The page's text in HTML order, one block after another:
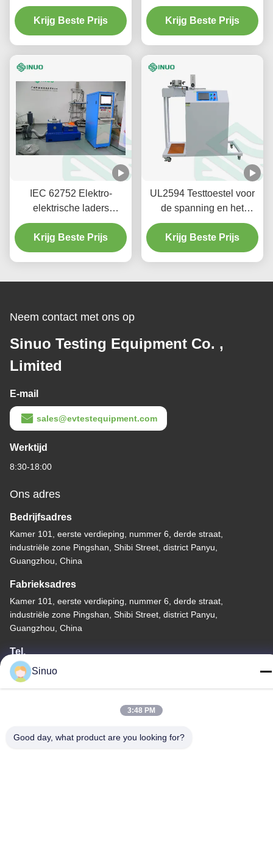
inbrengen met een
testmachine voor het
onderdompelen van
Krijg Beste Prijs
voor EV-tests
Krijg Beste Prijs
IEC 62752 Elektro-
elektrische laders
Elektromagnetische
trillingsschoktestmachine
Krijg Beste Prijs
UL2594 Testtoestel voor
de spanning en het
koppel van kabels voor
voertuigpluggen en -
afspraken
Krijg Beste Prijs
Neem contact met ons op
Sinuo Testing Equipment Co. ,
Limited
E-mail
sales@evtestequipment.com
Werktijd
8:30-18:00
Ons adres
Bedrijfsadres
Kamer 101, eerste verdieping, nummer 6, derde straat,
industriële zone Pingshan, Shibi Street, district Panyu,
Guangzhou, China
Fabrieksadres
Kamer 101, eerste verdieping, nummer 6, derde straat,
industriële zone Pingshan, Shibi Street, district Panyu,
Guangzhou, China
Tel.
+86--13527656435
China Goede kwaliteit Elektrisch voertuig het Testen Materiaal
Sinuo
3:48 PM
Good day, what product are you looking for?